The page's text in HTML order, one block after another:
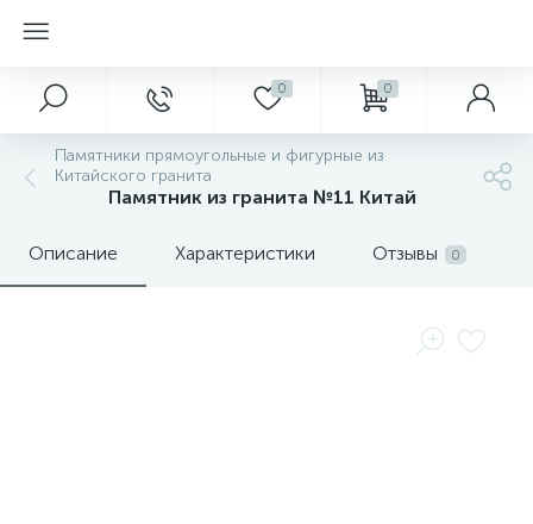
0 0
Памятники прямоугольные и фигурные из
Китайского гранита
Памятник из гранита №11 Китай
Описание Характеристики Отзывы 0